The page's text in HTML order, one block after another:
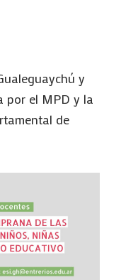
y
por el MPD y la
de